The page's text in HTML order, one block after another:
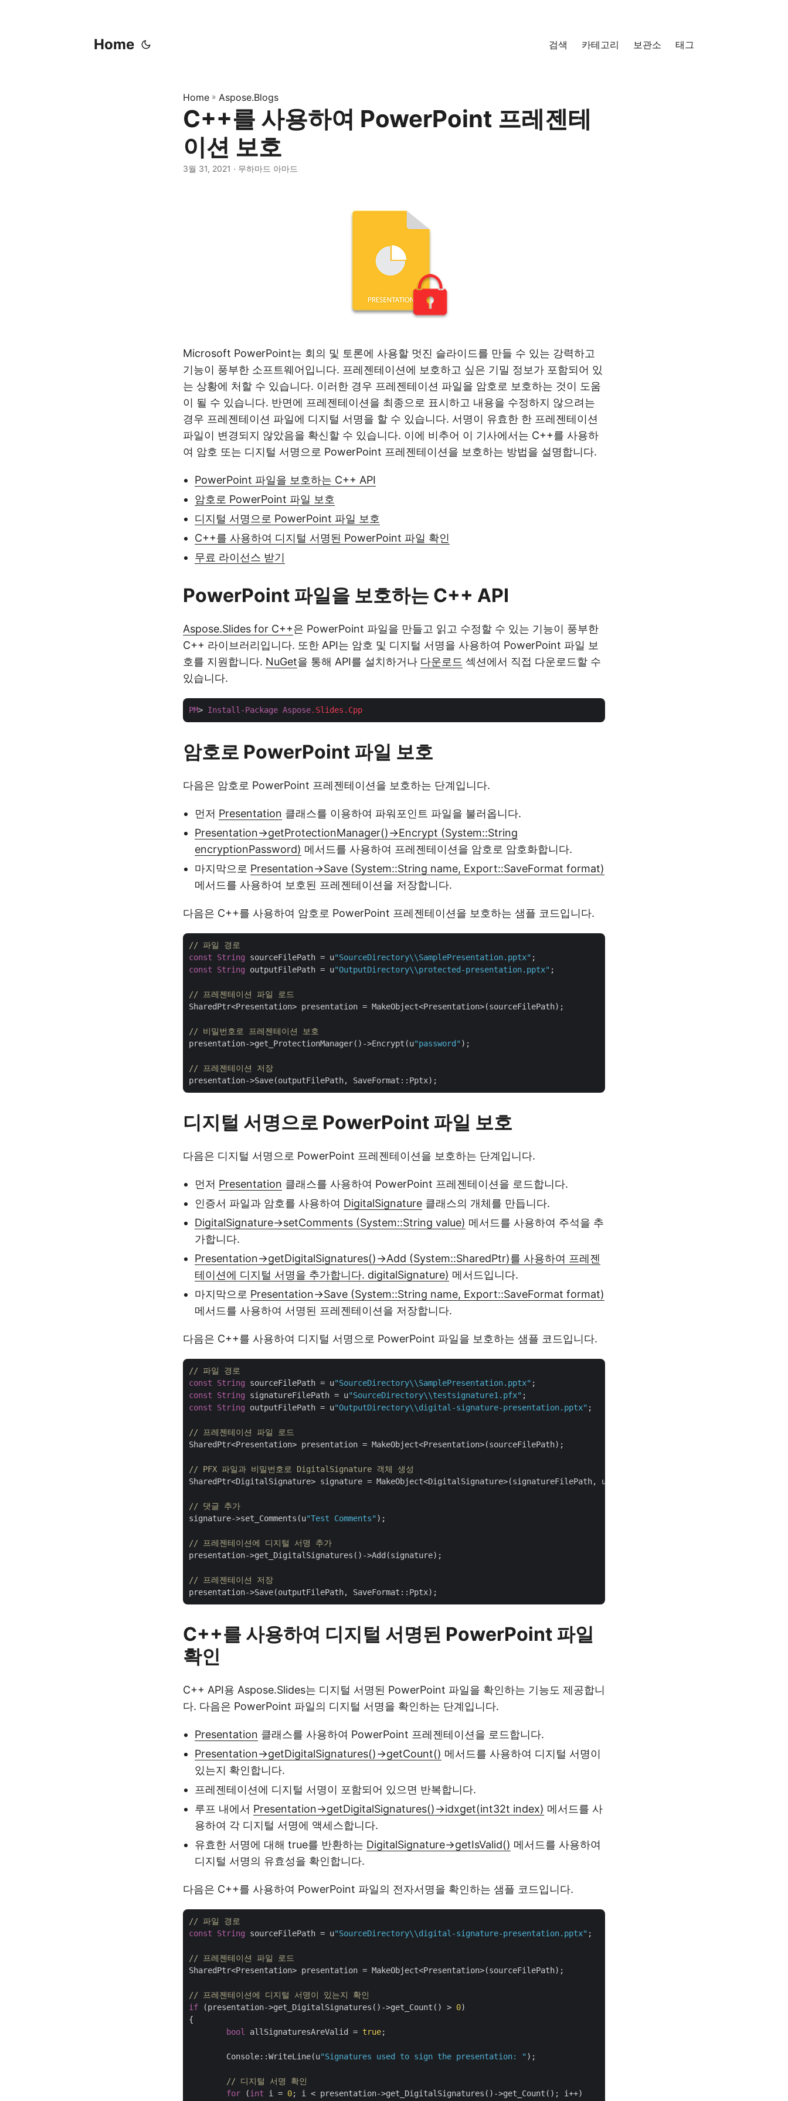
Home 검색 카테고리 보관소 태그
Home » Aspose.Blogs
C++를 사용하여 PowerPoint 프레젠테
이션 보호
3월 31, 2021 · 무하마드 아마드
Microsoft PowerPoint는 회의 및 토론에 사용할 멋진 슬라이드를 만들 수 있는 강력하고
기능이 풍부한 소프트웨어입니다. 프레젠테이션에 보호하고 싶은 기밀 정보가 포함되어 있
는 상황에 처할 수 있습니다. 이러한 경우 프레젠테이션 파일을 암호로 보호하는 것이 도움
이 될 수 있습니다. 반면에 프레젠테이션을 최종으로 표시하고 내용을 수정하지 않으려는
경우 프레젠테이션 파일에 디지털 서명을 할 수 있습니다. 서명이 유효한 한 프레젠테이션
파일이 변경되지 않았음을 확신할 수 있습니다. 이에 비추어 이 기사에서는 C++를 사용하
여 암호 또는 디지털 서명으로 PowerPoint 프레젠테이션을 보호하는 방법을 설명합니다.
PowerPoint 파일을 보호하는 C++ API
암호로 PowerPoint 파일 보호
디지털 서명으로 PowerPoint 파일 보호
C++를 사용하여 디지털 서명된 PowerPoint 파일 확인
무료 라이선스 받기
PowerPoint 파일을 보호하는 C++ API
Aspose.Slides for C++은 PowerPoint 파일을 만들고 읽고 수정할 수 있는 기능이 풍부한
C++ 라이브러리입니다. 또한 API는 암호 및 디지털 서명을 사용하여 PowerPoint 파일 보
호를 지원합니다. NuGet을 통해 API를 설치하거나 다운로드 섹션에서 직접 다운로드할 수
있습니다.
PM> Install-Package Aspose.Slides .Cpp
암호로 PowerPoint 파일 보호
다음은 암호로 PowerPoint 프레젠테이션을 보호하는 단계입니다.
먼저 Presentation 클래스를 이용하여 파워포인트 파일을 불러옵니다.
Presentation->getProtectionManager()->Encrypt (System::String
encryptionPassword) 메서드를 사용하여 프레젠테이션을 암호로 암호화합니다.
마지막으로 Presentation->Save (System::String name, Export::SaveFormat format)
메서드를 사용하여 보호된 프레젠테이션을 저장합니다.
다음은 C++를 사용하여 암호로 PowerPoint 프레젠테이션을 보호하는 샘플 코드입니다.
// 파일 경로
const
String sourceFilePath = u"SourceDirectory\\SamplePresentation.pptx"
const
String outputFilePath = u"OutputDirectory\\protected-presentation.pptx" ;
// 프레젠테이션 파일 로드
SharedPtr<Presentation> presentation = MakeObject<Presentation>(sourceFilePath);
// 비밀번호로 프레젠테이션 보호
presentation->get_ProtectionManager()->Encrypt(u"password" );
// 프레젠테이션 저장
디지털 서명으로 PowerPoint 파일 보호
다음은 디지털 서명으로 PowerPoint 프레젠테이션을 보호하는 단계입니다.
먼저 Presentation 클래스를 사용하여 PowerPoint 프레젠테이션을 로드합니다.
인증서 파일과 암호를 사용하여 DigitalSignature 클래스의 개체를 만듭니다.
DigitalSignature->setComments (System::String value) 메서드를 사용하여 주석을 추
가합니다.
Presentation->getDigitalSignatures()->Add (System::SharedPtr)를 사용하여 프레젠
테이션에 디지털 서명을 추가합니다. digitalSignature) 메서드입니다.
마지막으로 Presentation->Save (System::String name, Export::SaveFormat format)
메서드를 사용하여 서명된 프레젠테이션을 저장합니다.
다음은 C++를 사용하여 디지털 서명으로 PowerPoint 파일을 보호하는 샘플 코드입니다.
// 파일 경로
const
String sourceFilePath = u"SourceDirectory\\SamplePresentation.pptx"
const
String signatureFilePath = u"SourceDirectory\\testsignature1.pfx"
const
String outputFilePath = u"OutputDirectory\\digital-signature-presentation.pptx" ;
// 프레젠테이션 파일 로드
SharedPtr<Presentation> presentation = MakeObject<Presentation>(sourceFilePath);
// PFX 파일과 비밀번호로 DigitalSignature 객체 생성
SharedPtr<DigitalSignature> signature = MakeObject<DigitalSignature>(signatureFilePath, u
// 댓글 추가
signature->set_Comments(u"Test Comments" );
// 프레젠테이션에 디지털 서명 추가
presentation->get_DigitalSignatures()->Add(signature);
// 프레젠테이션 저장
C++를 사용하여 디지털 서명된 PowerPoint 파일
확인
C++ API용 Aspose.Slides는 디지털 서명된 PowerPoint 파일을 확인하는 기능도 제공합니
다. 다음은 PowerPoint 파일의 디지털 서명을 확인하는 단계입니다.
Presentation 클래스를 사용하여 PowerPoint 프레젠테이션을 로드합니다.
Presentation->getDigitalSignatures()->getCount() 메서드를 사용하여 디지털 서명이
있는지 확인합니다.
프레젠테이션에 디지털 서명이 포함되어 있으면 반복합니다.
루프 내에서 Presentation->getDigitalSignatures()->idxget(int32t index) 메서드를 사
용하여 각 디지털 서명에 액세스합니다.
유효한 서명에 대해 true를 반환하는 DigitalSignature->getIsValid() 메서드를 사용하여
디지털 서명의 유효성을 확인합니다.
다음은 C++를 사용하여 PowerPoint 파일의 전자서명을 확인하는 샘플 코드입니다.
// 파일 경로
const
String sourceFilePath = u"SourceDirectory\\digital-signature-presentation.pptx" ;
// 프레젠테이션 파일 로드
SharedPtr<Presentation> presentation = MakeObject<Presentation>(sourceFilePath);
// 프레젠테이션에 디지털 서명이 있는지 확인
if (presentation->get_DigitalSignatures()->get_Count() > 0)
{
bool
allSignaturesAreValid = true;
	Console::WriteLine(u
"Signatures used to sign the presentation: " );
// 디지털 서명 확인
for (int i = 0; i < presentation->get_DigitalSignatures()->get_Count(); i++)